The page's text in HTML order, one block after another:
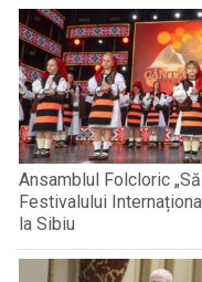
Ansamblul Folcloric
Festivalului
la Sibiu